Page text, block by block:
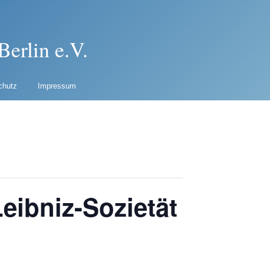
e.V.
Impressum
Sozietät